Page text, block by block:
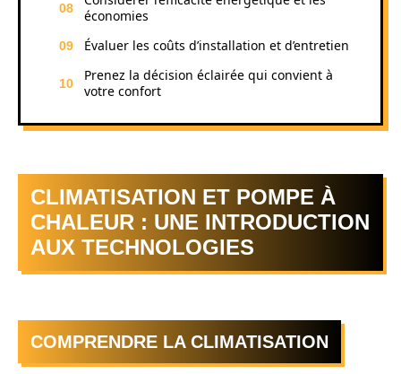
économies
Évaluer les coûts d’installation et d’entretien
Prenez la décision éclairée qui convient à
votre confort
CLIMATISATION ET POMPE À
CHALEUR : UNE INTRODUCTION
AUX TECHNOLOGIES
COMPRENDRE LA CLIMATISATION